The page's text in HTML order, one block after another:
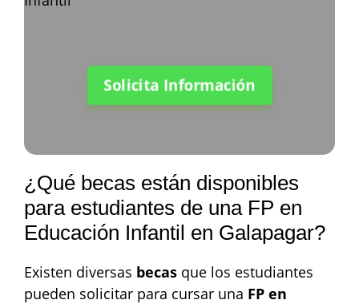
Solicita Información
¿Qué becas están disponibles
para estudiantes de una FP en
Educación Infantil en Galapagar?
Existen diversas becas que los estudiantes
pueden solicitar para cursar una FP en